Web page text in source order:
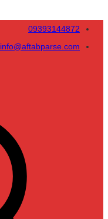
09393144872
info@aftabparse.com